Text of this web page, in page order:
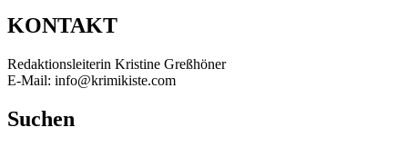
KONTAKT
Redaktionsleiterin Kristine Greßhöner
E-Mail: info@krimikiste.com
Suchen